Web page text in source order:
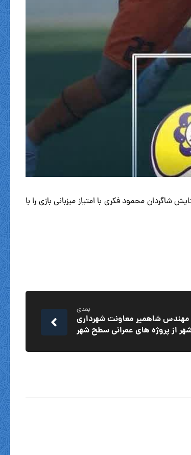
نوشهرى ها به تیر دروازه و با گل امیر ستایش شاگردان محمود فکرى با امتیاز میزبانى بازى را با
بعدی
مهندس شاهمیر معاونت شهرداری
از پروژه های عمرانی سطح شهر